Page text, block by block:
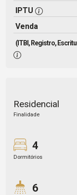
IPTU
Venda
(ITBI, Registro,
Residencial
Finalidade
4
Dormitórios
6